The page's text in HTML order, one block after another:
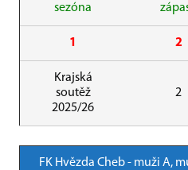
sezóna
1 2
Krajská
soutěž
2025/26
2
FK Hvězda Cheb - muži A,